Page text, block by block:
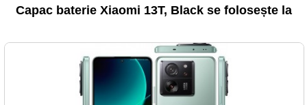
Capac baterie Xiaomi 13T, Black se folosește la